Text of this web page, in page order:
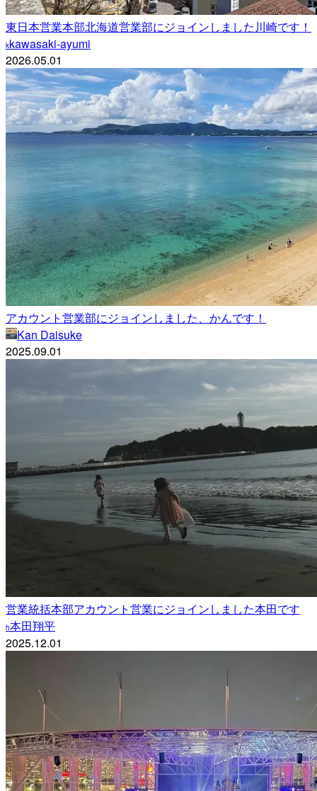
東日本営業本部北海道営業部にジョインしました川崎です！
kkawasaki-ayumi
2026.05.01
アカウント営業部にジョインしました、かんです！
Kan Daisuke
2025.09.01
営業統括本部アカウント営業にジョインしました本田です
h本田翔平
2025.12.01